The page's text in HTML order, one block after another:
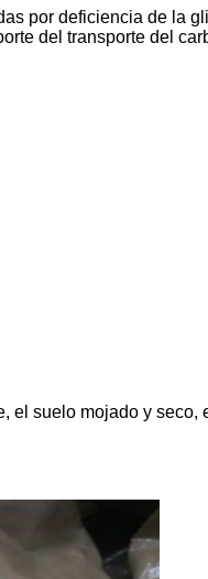
por deficiencia de la
del transporte del
el suelo mojado y seco,